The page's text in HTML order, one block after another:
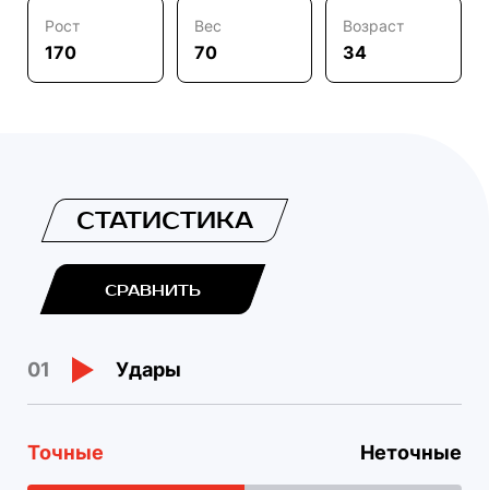
Рост
170
Вес
70
Возраст
34
СТАТИСТИКА
СРАВНИТЬ
01 Удары
Точные Неточные